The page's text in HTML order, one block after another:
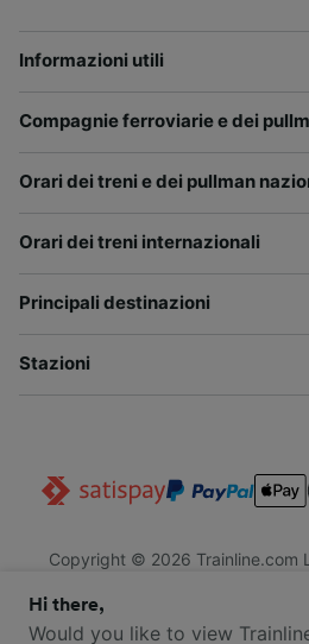
Informazioni utili
Compagnie ferroviarie e dei
Orari dei treni e dei pullman
Orari dei treni internazionali
Principali destinazioni
Stazioni
Copyright © 2026 Trainline.com
Trainline.com Limited è registrata in
n. 3846791. Sede legale: 1
Hi there,
Would you like to view